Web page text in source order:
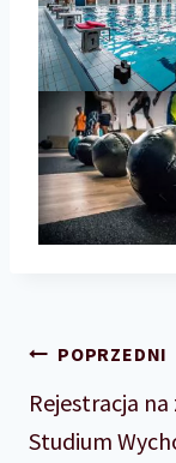
POPRZEDNI
Rejestracja na
Studium